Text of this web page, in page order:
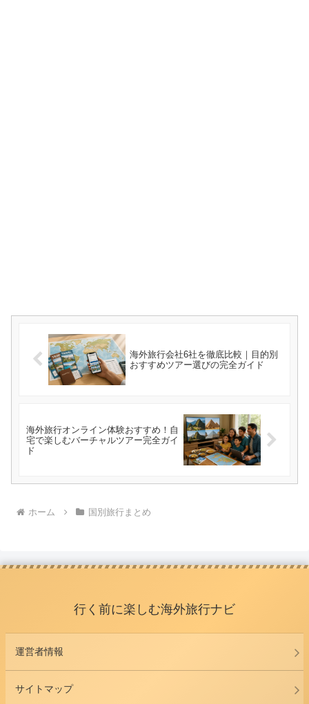
海外旅行会社6社を徹底比較｜目的別
おすすめツアー選びの完全ガイド
海外旅行オンライン体験おすすめ！自
宅で楽しむバーチャルツアー完全ガイ
ド
ホーム 国別旅行まとめ
行く前に楽しむ海外旅行ナビ
運営者情報
サイトマップ